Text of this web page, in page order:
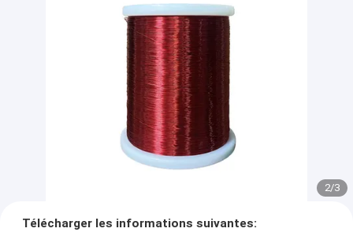
2/3
Télécharger les informations suivantes: